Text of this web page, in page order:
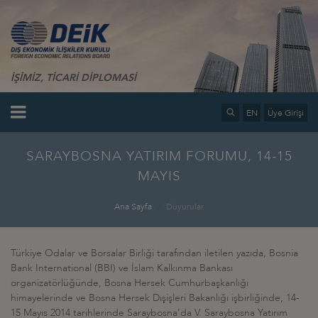
İŞİMİZ, TİCARİ DİPLOMASİ
EN Üye Girişi
SARAYBOSNA YATIRIM FORUMU, 14-15
MAYIS
Ana Sayfa Duyurular
Türkiye Odalar ve Borsalar Birliği tarafından iletilen yazıda, Bosnia
Bank International (BBI) ve İslam Kalkınma Bankası
organizatörlüğünde, Bosna Hersek Cumhurbaşkanlığı
himayelerinde ve Bosna Hersek Dışişleri Bakanlığı işbirliğinde, 14-
15 Mayıs 2014 tarihlerinde Saraybosna’da V. Saraybosna Yatırım